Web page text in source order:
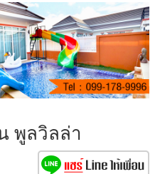
พูลวิลล่า